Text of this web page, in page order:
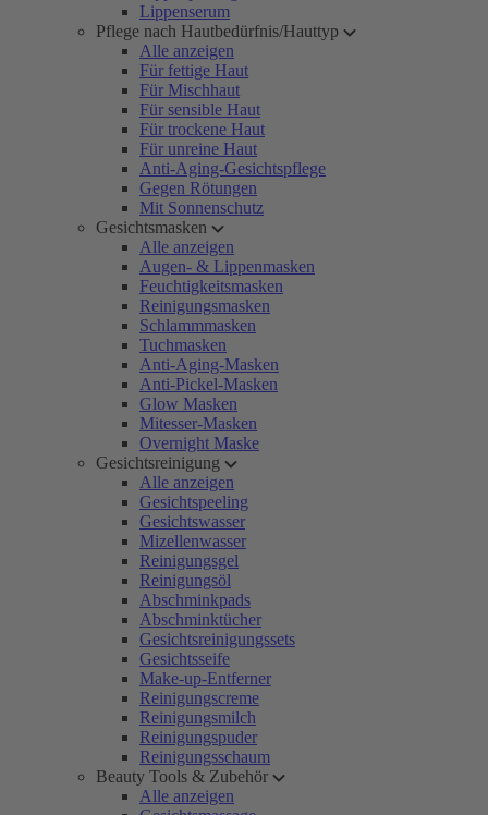
Lippenserum
Pflege nach Hautbedürfnis/Hauttyp
Alle anzeigen
Für fettige Haut
Für Mischhaut
Für sensible Haut
Für trockene Haut
Für unreine Haut
Anti-Aging-Gesichtspflege
Gegen Rötungen
Mit Sonnenschutz
Gesichtsmasken
Alle anzeigen
Augen- & Lippenmasken
Feuchtigkeitsmasken
Reinigungsmasken
Schlammmasken
Tuchmasken
Anti-Aging-Masken
Anti-Pickel-Masken
Glow Masken
Mitesser-Masken
Overnight Maske
Gesichtsreinigung
Alle anzeigen
Gesichtspeeling
Gesichtswasser
Mizellenwasser
Reinigungsgel
Reinigungsöl
Abschminkpads
Abschminktücher
Gesichtsreinigungssets
Gesichtsseife
Make-up-Entferner
Reinigungscreme
Reinigungsmilch
Reinigungspuder
Reinigungsschaum
Beauty Tools & Zubehör
Alle anzeigen